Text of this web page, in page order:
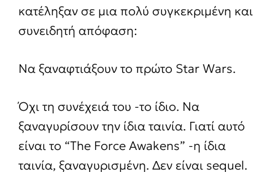
κατέληξαν σε μια πολύ συγκεκριμένη και
συνειδητή απόφαση:
Να ξαναφτιάξουν το πρώτο Star Wars.
Όχι τη συνέχειά του -το ίδιο. Να
ξαναγυρίσουν την ίδια ταινία. Γιατί αυτό
είναι το “The Force Awakens” -η ίδια
ταινία, ξαναγυρισμένη. Δεν είναι sequel.